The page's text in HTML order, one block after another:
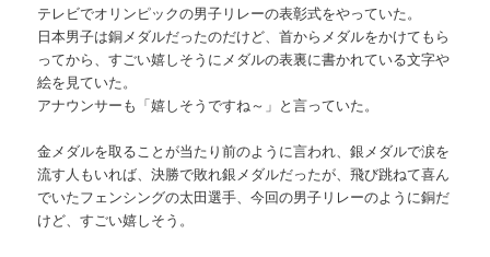
テレビでオリンピックの男子リレーの表彰式をやっていた。
日本男子は銅メダルだったのだけど、首からメダルをかけてもら
ってから、すごい嬉しそうにメダルの表裏に書かれている文字や
絵を見ていた。
アナウンサーも「嬉しそうですね～」と言っていた。
金メダルを取ることが当たり前のように言われ、銀メダルで涙を
流す人もいれば、決勝で敗れ銀メダルだったが、飛び跳ねて喜ん
でいたフェンシングの太田選手、今回の男子リレーのように銅だ
けど、すごい嬉しそう。